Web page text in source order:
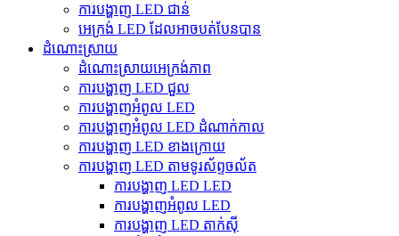
ការបង្ហាញ LED ជាន់
អេក្រង់ LED ដែលអាចបត់បែនបាន
ដំណោះស្រាយ
ដំណោះស្រាយអេក្រង់ភាព
ការបង្ហាញ LED ជួល
ការបង្ហាញអំពូល LED
ការបង្ហាញអំពូល LED ដំណាក់កាល
ការបង្ហាញ LED ខាងក្រោយ
ការបង្ហាញ LED តាមទូរស័ព្ទចល័ត
ការបង្ហាញ LED LED
ការបង្ហាញអំពូល LED
ការបង្ហាញ LED តាក់ស៊ី